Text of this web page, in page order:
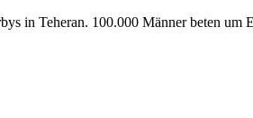
in Teheran. 100.000 Männer beten